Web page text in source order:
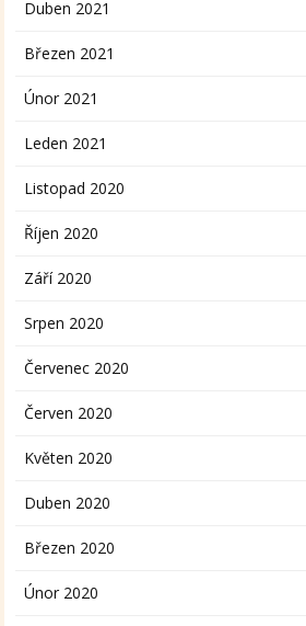
Duben 2021
Březen 2021
Únor 2021
Leden 2021
Listopad 2020
Říjen 2020
Září 2020
Srpen 2020
Červenec 2020
Červen 2020
Květen 2020
Duben 2020
Březen 2020
Únor 2020